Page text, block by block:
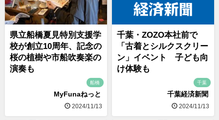
県立船橋夏見特別支援学
校が創立10周年、記念の
桜の植樹や市船吹奏楽の
演奏も
船橋
MyFunaねっと
2024/11/13
千葉・ZOZO本社前で
「古着とシルクスクリー
ン」イベント 子ども向
け体験も
千葉
千葉経済新聞
2024/11/13